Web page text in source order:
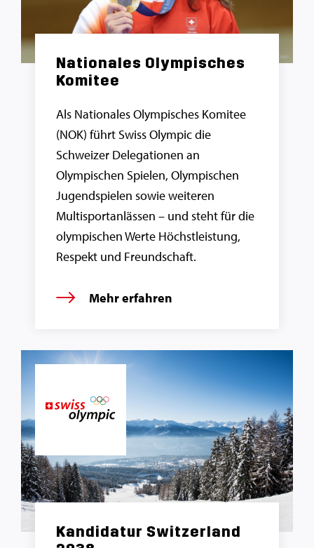
Nationales Olympisches
Komitee
Als Nationales Olympisches Komitee
(NOK) führt Swiss Olympic die
Schweizer Delegationen an
Olympischen Spielen, Olympischen
Jugendspielen sowie weiteren
Multisportanlässen – und steht für die
olympischen Werte Höchstleistung,
Respekt und Freundschaft.
Mehr erfahren
Kandidatur Switzerland